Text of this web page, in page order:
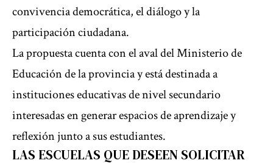
convivencia democrática, el diálogo y la
participación ciudadana.
La propuesta cuenta con el aval del Ministerio de
Educación de la provincia y está destinada a
instituciones educativas de nivel secundario
interesadas en generar espacios de aprendizaje y
reflexión junto a sus estudiantes.
LAS ESCUELAS QUE DESEEN SOLICITAR